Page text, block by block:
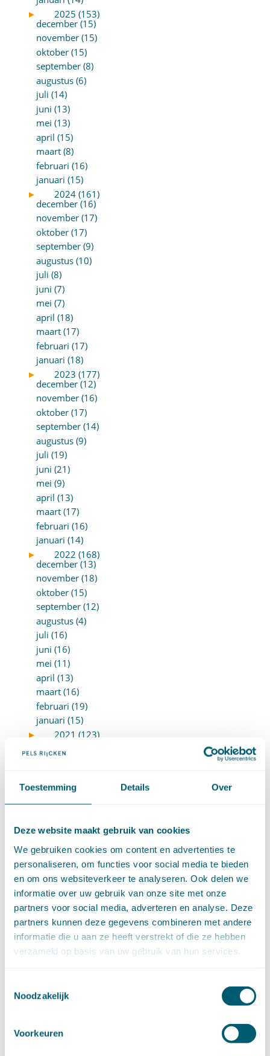
Toestemming Details Over
Deze website maakt gebruik van cookies
We gebruiken cookies om content en advertenties te
personaliseren, om functies voor social media te bieden
en om ons websiteverkeer te analyseren. Ook delen we
informatie over uw gebruik van onze site met onze
partners voor social media, adverteren en analyse. Deze
partners kunnen deze gegevens combineren met andere
informatie die u aan ze heeft verstrekt of die ze hebben
verzameld op basis van uw gebruik van hun services.
Noodzakelijk
Voorkeuren
►
2025 (153)
december (15)
november (15)
oktober (15)
september (8)
augustus (6)
juli (14)
juni (13)
mei (13)
april (15)
maart (8)
februari (16)
januari (15)
►
2024 (161)
december (16)
november (17)
oktober (17)
september (9)
augustus (10)
juli (8)
juni (7)
mei (7)
april (18)
maart (17)
februari (17)
januari (18)
►
2023 (177)
december (12)
november (16)
oktober (17)
september (14)
augustus (9)
juli (19)
juni (21)
mei (9)
april (13)
maart (17)
februari (16)
januari (14)
►
2022 (168)
december (13)
november (18)
oktober (15)
september (12)
augustus (4)
juli (16)
juni (16)
mei (11)
april (13)
maart (16)
februari (19)
januari (15)
►
2021 (123)
november (9)
september (4)
augustus (7)
juni (14)
mei (6)
maart (14)
februari (11)
januari (15)
►
2020 (154)
december (6)
november (14)
oktober (14)
juli (20)
april (20)